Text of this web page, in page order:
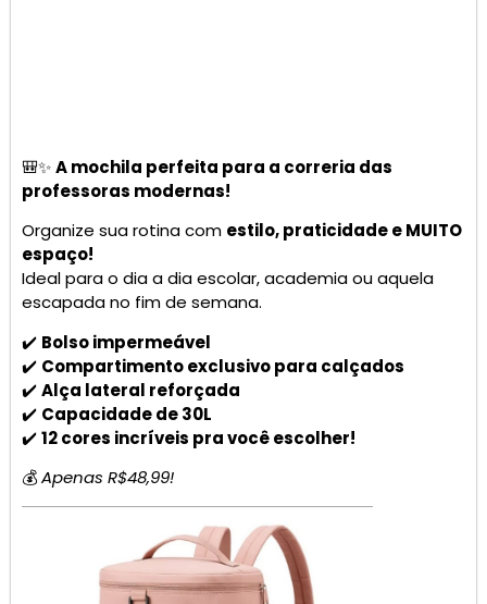
🎒✨A mochila perfeita para a correria das
professoras modernas!
Organize sua rotina com estilo, praticidade e MUITO
espaço!
Ideal para o dia a dia escolar, academia ou aquela
escapada no fim de semana.
✔️ Bolso impermeável
✔️ Compartimento exclusivo para calçados
✔️Alça lateral reforçada
✔️ Capacidade de 30L
✔️12 cores incríveis pra você escolher!
💰Apenas R$48,99!